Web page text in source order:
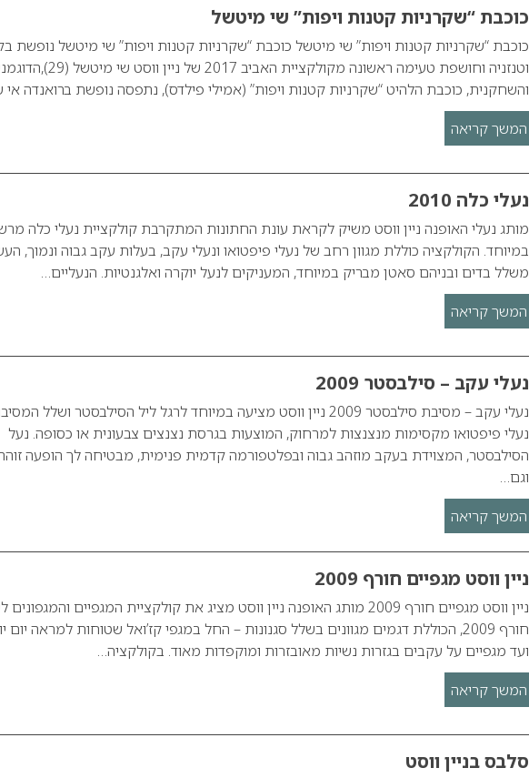
כוכבת “שקרניות קטנות ויפות” שי מיטשל
כוכבת “שקרניות קטנות ויפות” שי מיטשל כוכבת “שקרניות קטנות ויפות” שי מיטשל נופשת
וטנזניה וחושפת טעימה ראשונה מקולקציית האביב 2017 של ניין ווסט
והשחקנית, כוכבת הלהיט “שקרניות קטנות ויפות” (אמילי פילדס), נתפסה נופשת ברואנדה
המשך קריאה
נעלי כלה 2010
מותג נעלי האופנה ניין ווסט משיק לקראת עונת החתונות המתקרבת קולקציית נעלי כלה
במיוחד. הקולקציה כוללת מגוון רחב של נעלי פיפטואו ונעלי עקב, בעלות עקב גבוה ונמוך,
משלל בדים ובניהם סאטן מבריק במיוחד, המעניקים לנעל יוקרה ואלגנטיות. הנעליים…
המשך קריאה
נעלי עקב – סילבסטר 2009
נעלי עקב – מסיבת סילבסטר 2009 ניין ווסט מציעה במיוחד לרגל ליל הסילבסטר ושלל
נעלי פיפטואו מקסימות מנצנצות למרחוק, המוצעות בגרסת נצנצים צבעונית או כסופה. נעל
הסילבסטר, המצוידת בעקב מוזהב גבוה ובפלטפורמה קדמית פנימית, מבטיחה לך הופעה
וגם…
המשך קריאה
ניין ווסט מגפיים חורף 2009
ניין ווסט מגפיים חורף 2009 מותג האופנה ניין ווסט מציג את קולקציית המגפיים
חורף 2009, הכוללת דגמים מגוונים בשלל סגנונות – החל במגפי קז’ואל שטוחות למראה יום
ועד מגפיים על עקבים בגזרות נשיות מאובזרות ומוקפדות מאוד. בקולקציה…
המשך קריאה
סלבס בניין ווסט